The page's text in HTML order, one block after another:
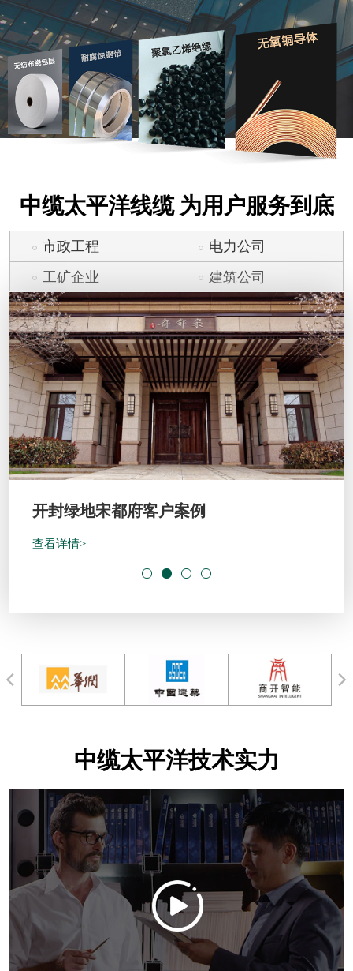
中缆太平洋线缆 为用户服务到底
市政工程
电力公司
工矿企业
建筑公司
开封绿地宋都府客户案例
查看详情>
中缆太平洋技术实力